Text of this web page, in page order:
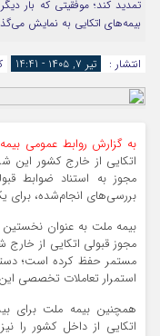
مرا به خاطر بسپار
تمدید کند؛ موفقیتی که بار
بیمه‌های اتکایی به نمایش
انتشار : تیر ۷, ۱۴۰۵ - 14:41
به گزارش روابط عمومی
اتکایی از خارج کشور
مجوز به استناد ضوابط
بررسی‌های انجام‌شده،
بیمه ملت به عنوان
مجوز قبولی اتکایی از
مستمر حفظ کرده است؛
استمرار تعاملات تخصصی
همچنین بیمه ملت برای
اتکایی از داخل کشور را